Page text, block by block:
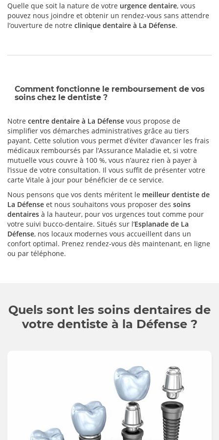
Quelle que soit la nature de votre urgence dentaire, vous
pouvez nous joindre et obtenir un rendez-vous sans attendre
l’ouverture de notre clinique dentaire à La Défense.
Comment fonctionne le remboursement de vos
soins chez le dentiste ?
Notre centre dentaire à La Défense vous propose de
simplifier vos démarches administratives grâce au tiers
payant. Cette solution vous permet d’éviter d’avancer les frais
médicaux remboursés par l’Assurance Maladie et, si votre
mutuelle vous couvre à 100 %, vous n’aurez rien à payer à
l’issue de votre consultation. Il vous suffit de présenter votre
carte Vitale à jour pour bénéficier de ce service.
Nous pensons que vos dents méritent le meilleur dentiste de
La Défense et nous souhaitons vous proposer des soins
dentaires à la hauteur, pour vos urgences tout comme pour
votre suivi bucco-dentaire. Situés sur l’Esplanade de La
Défense, nos locaux modernes vous accueillent dans un
confort optimal. Prenez rendez-vous dès maintenant, en ligne
ou par téléphone.
Quels sont les soins dentaires de
votre dentiste à la Défense ?